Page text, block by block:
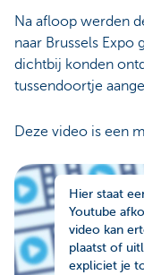
Na afloop werden
naar Brussels Expo
dichtbij konden
tussendoortje
Deze video is een
Hier staat
Youtube
video kan
plaatst of
expliciet je